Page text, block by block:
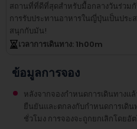
สถานที่ที่ดีที่สุดสำหรับมื้อกลางวันร่วม
การรับประทานอาหารในญี่ปุ่นเป็นประ
สนุกกับมัน!
เวลาการเดินทาง: 1h00m
ข้อมูลการจอง
หลังจากจองกำหนดการเดินทางแ
ยืนยันและตกลงกับกำหนดการเดิ
ชั่วโมง การจองจะถูกยกเลิกโดยอั